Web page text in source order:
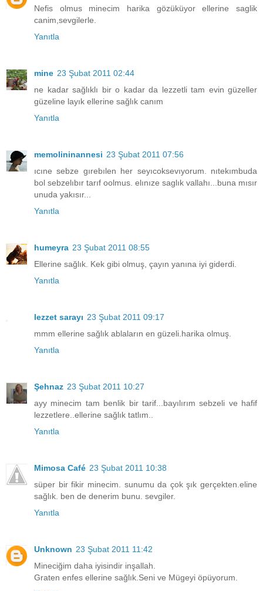
Nefis olmus minecim harika gözüküyor ellerine saglik
canim,sevgilerle.
Yanıtla
mine 23 Şubat 2011 02:44
ne kadar sağlıklı bir o kadar da lezzetli tam evin güzeller
güzeline layık ellerine sağlık canım
Yanıtla
memolininannesi 23 Şubat 2011 07:56
ıcıne sebze gırebılen her seyıcoksevıyorum. nıtekımbuda
bol sebzelıbır tarıf oolmus. elınıze saglık vallahı...buna mısır
unuda yakısır...
Yanıtla
humeyra 23 Şubat 2011 08:55
Ellerine sağlık. Kek gibi olmuş, çayın yanına iyi giderdi.
Yanıtla
lezzet sarayı 23 Şubat 2011 09:17
mmm ellerine sağlık ablaların en güzeli.harika olmuş.
Yanıtla
Şehnaz 23 Şubat 2011 10:27
ayy minecim tam benlik bir tarif...bayılırım sebzeli ve hafif
lezzetlere..ellerine sağlık tatlım..
Yanıtla
Mimosa Café 23 Şubat 2011 10:38
süper bir fikir minecim. sunumu da çok şık gerçekten.eline
sağlık. ben de denerim bunu. sevgiler.
Yanıtla
Unknown 23 Şubat 2011 11:42
Mineciğim daha iyisindir inşallah.
Graten enfes ellerine sağlık.Seni ve Mügeyi öpüyorum.